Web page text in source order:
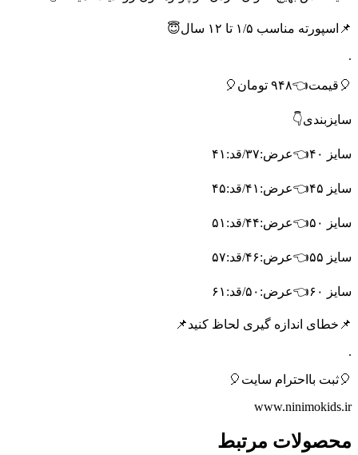
📌اسپورته مناسب ۱/۵ تا ۱۲ سال😇
.
🎈قیمت👈۹۴۸ تومان🎈
سایزبندی👇
سایز ۴۰👈عرض:۳۷/قد:۴۱
سایز ۴۵👈عرض:۴۱/قد:۴۵
سایز ۵۰👈عرض:۴۴/قد:۵۱
سایز ۵۵👈عرض:۴۶/قد:۵۷
سایز ۶۰👈عرض:۵۰/قد:۶۱
📌خطای اندازه گیری لحاظ کنید📌
.
🎈ثبت بااحترام سایت🎈
www.ninimokids.ir
محصولات مرتبط